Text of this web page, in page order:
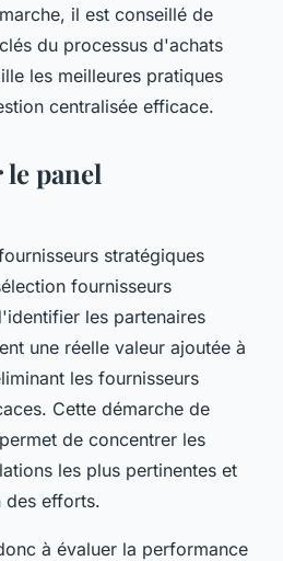
il est conseillé de
du processus d'achats
les meilleures pratiques
centralisée efficace.
panel
stratégiques
fournisseurs
les partenaires
une réelle valeur ajoutée à
les fournisseurs
Cette démarche de
de concentrer les
les plus pertinentes et
des efforts.
à évaluer la performance